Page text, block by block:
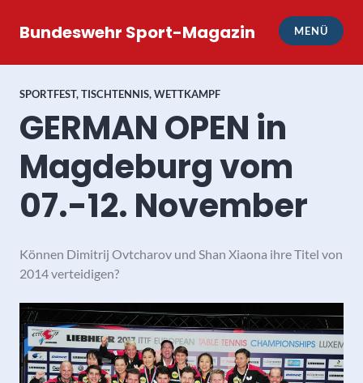
InhaltBundeswehr Sport-Magazin MENÜ
SPORTFEST,TISCHTENNIS,WETTKAMPF
GERMAN OPEN in
Magdeburg vom
07.-12. November
Können Dimitrij Ovtcharov und Shan Xiaona ihre Titel von
2014 verteidigen?